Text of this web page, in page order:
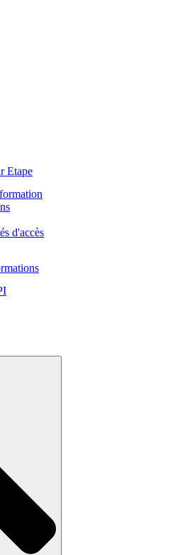
Etape
d'accès